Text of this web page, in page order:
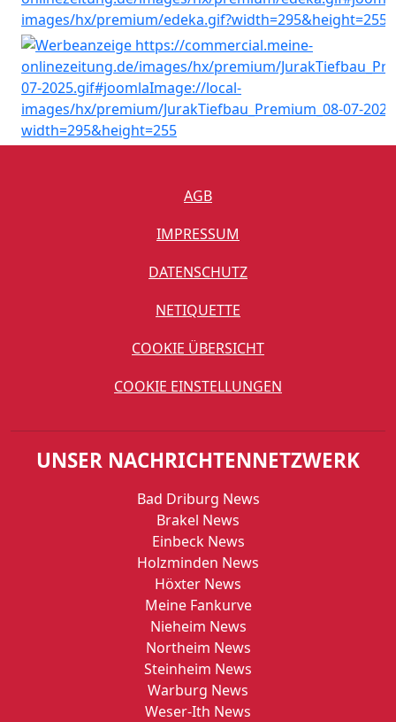
AGB
IMPRESSUM
DATENSCHUTZ
NETIQUETTE
COOKIE ÜBERSICHT
COOKIE EINSTELLUNGEN
UNSER NACHRICHTENNETZWERK
Bad Driburg News
Brakel News
Einbeck News
Holzminden News
Höxter News
Meine Fankurve
Nieheim News
Northeim News
Steinheim News
Warburg News
Weser-Ith News